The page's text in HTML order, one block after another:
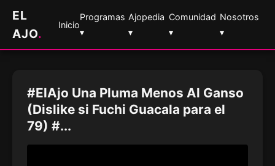
EL
AJO.
Inicio
Programas
▾
Ajopedia
▾
Comunidad
▾
Nosotros
▾
#ElAjo Una Pluma Menos Al Ganso
(Dislike si Fuchi Guacala para el
79) #...